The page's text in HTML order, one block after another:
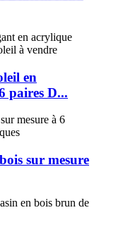
en
paires D...
sur mesure